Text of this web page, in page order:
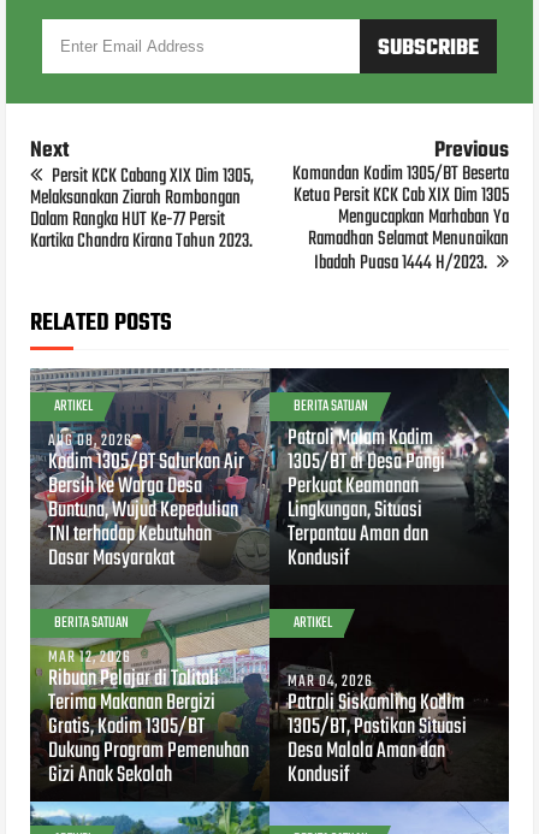
Next
Persit KCK Cabang XIX Dim 1305,
Melaksanakan Ziarah Rombongan
Dalam Rangka HUT Ke-77 Persit
Kartika Chandra Kirana Tahun 2023.
Previous
Komandan Kodim 1305/BT Beserta
Ketua Persit KCK Cab XIX Dim 1305
Mengucapkan Marhaban Ya
Ramadhan Selamat Menunaikan
Ibadah Puasa 1444 H/2023.
RELATED POSTS
ARTIKEL
AUG 08, 2026
Kodim 1305/BT Salurkan Air
Bersih ke Warga Desa
Buntuna, Wujud Kepedulian
TNI terhadap Kebutuhan
Dasar Masyarakat
BERITA SATUAN
MAR 28, 2026
Patroli Malam Kodim
1305/BT di Desa Pangi
Perkuat Keamanan
Lingkungan, Situasi
Terpantau Aman dan
Kondusif
BERITA SATUAN
MAR 12, 2026
Ribuan Pelajar di Tolitoli
Terima Makanan Bergizi
Gratis, Kodim 1305/BT
Dukung Program Pemenuhan
Gizi Anak Sekolah
ARTIKEL
MAR 04, 2026
Patroli Siskamling Kodim
1305/BT, Pastikan Situasi
Desa Malala Aman dan
Kondusif